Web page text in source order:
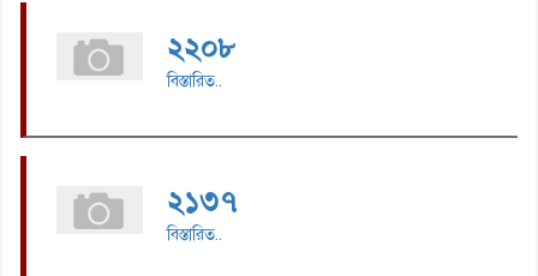
২২০৮
বিস্তারিত..
২১৩৭
বিস্তারিত..